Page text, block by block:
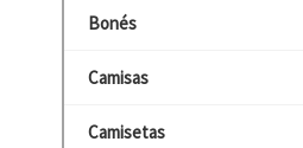
Bonés
Camisas
Camisetas